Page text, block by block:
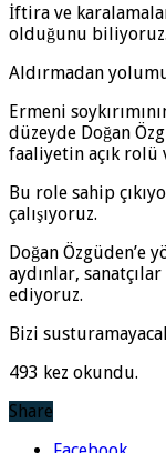
İftira ve
olduğunu biliyoruz.
Aldırmadan
Ermeni
düzeyde Doğan
faaliyetin açık rolü
Bu role sahip
çalışıyoruz.
Doğan Özgüden’e
aydınlar,
ediyoruz.
Bizi
493 kez okundu.
Share